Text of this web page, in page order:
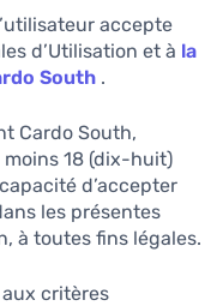
accepte
d’Utilisation et à la
South .
Cardo South,
moins 18 (dix-huit)
d’accepter
les présentes
à toutes fins légales.
critères